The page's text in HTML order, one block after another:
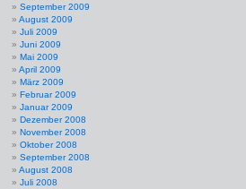
September 2009
August 2009
Juli 2009
Juni 2009
Mai 2009
April 2009
März 2009
Februar 2009
Januar 2009
Dezember 2008
November 2008
Oktober 2008
September 2008
August 2008
Juli 2008